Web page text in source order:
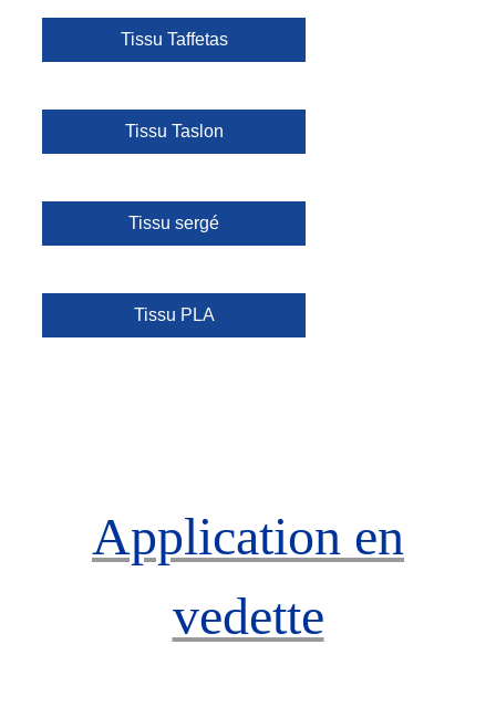
Tissu Taffetas
Tissu Taslon
Tissu sergé
Tissu PLA
Application en
vedette